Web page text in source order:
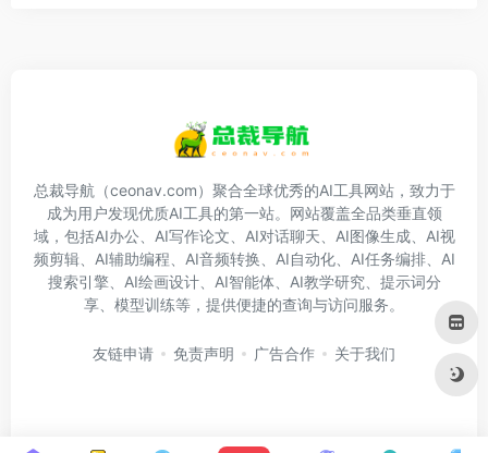
总裁导航（ceonav.com）聚合全球优秀的AI工具网站，致力于
成为用户发现优质AI工具的第一站。网站覆盖全品类垂直领
域，包括AI办公、AI写作论文、AI对话聊天、AI图像生成、AI视
频剪辑、AI辅助编程、AI音频转换、AI自动化、AI任务编排、AI
搜索引擎、AI绘画设计、AI智能体、AI教学研究、提示词分
享、模型训练等，提供便捷的查询与访问服务。
友链申请 免责声明 广告合作 关于我们
Copyright © 2026